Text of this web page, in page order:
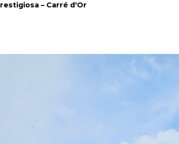
– Carré d'Or